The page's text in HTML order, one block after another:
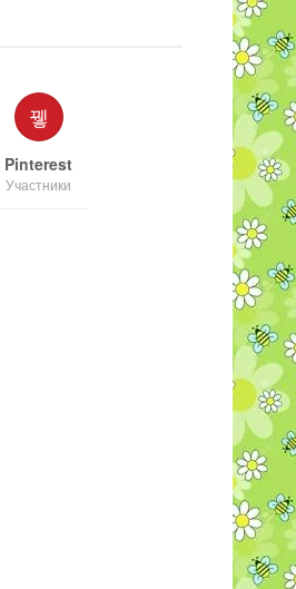
Pinterest
Участники